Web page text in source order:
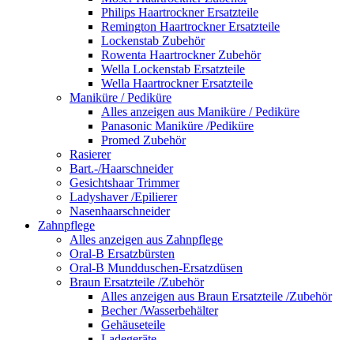
Philips Haartrockner Ersatzteile
Remington Haartrockner Ersatzteile
Lockenstab Zubehör
Rowenta Haartrockner Zubehör
Wella Lockenstab Ersatzteile
Wella Haartrockner Ersatzteile
Maniküre / Pediküre
Alles anzeigen aus Maniküre / Pediküre
Panasonic Maniküre /Pediküre
Promed Zubehör
Rasierer
Bart.-/Haarschneider
Gesichtshaar Trimmer
Ladyshaver /Epilierer
Nasenhaarschneider
Zahnpflege
Alles anzeigen aus Zahnpflege
Oral-B Ersatzbürsten
Oral-B Mundduschen-Ersatzdüsen
Braun Ersatzteile /Zubehör
Alles anzeigen aus Braun Ersatzteile /Zubehör
Becher /Wasserbehälter
Gehäuseteile